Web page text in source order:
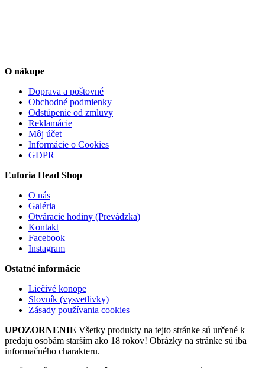
O nákupe
Doprava a poštovné
Obchodné podmienky
Odstúpenie od zmluvy
Reklamácie
Môj účet
Informácie o Cookies
GDPR
Euforia Head Shop
O nás
Galéria
Otváracie hodiny (Prevádzka)
Kontakt
Facebook
Instagram
Ostatné informácie
Liečivé konope
Slovník (vysvetlivky)
Zásady používania cookies
UPOZORNENIE Všetky produkty na tejto stránke sú určené k
predaju osobám starším ako 18 rokov! Obrázky na stránke sú iba
informačného charakteru.